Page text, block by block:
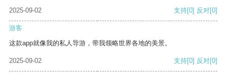
2025-09-02
支持[0] 反对[0]
游客
这款app就像我的私人导游，带我领略世界各地的美景。
2025-09-02 支持[0] 反对[0]